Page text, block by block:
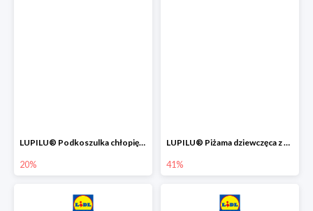
LUPILU® Podkoszulka chłopięca z bawełny -20%
20%
LUPILU® Piżama dziewczęca z bawełny -41%
41%